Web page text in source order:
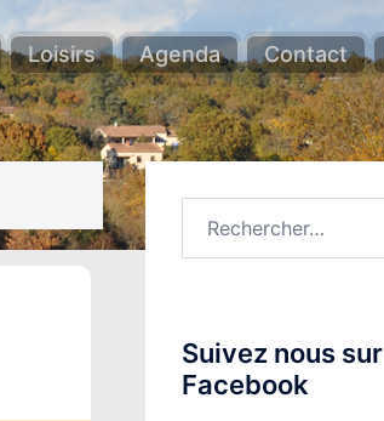
Loisirs Agenda Contact
Suivez nous sur
Facebook